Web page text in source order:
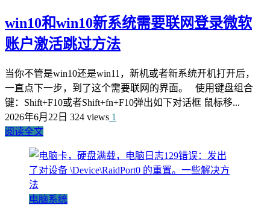
win10和win10新系统需要联网登录微软
账户激活跳过方法
当你不管是win10还是win11，新机或者新系统开机打开后，
一直点下一步，到了这个需要联网的界面。 使用键盘组合
键：Shift+F10或者Shift+fn+F10弹出如下对话框 鼠标移...
2026年6月22日 324 views 1
阅读全文
电脑系统